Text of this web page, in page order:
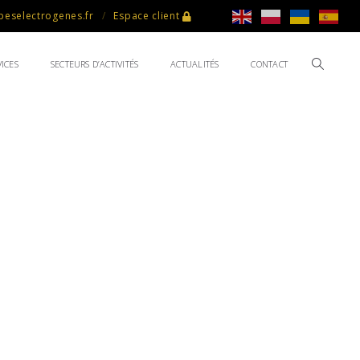
Espace client
SECTEURS D’ACTIVITÉS ACTUALITÉS CONTACT